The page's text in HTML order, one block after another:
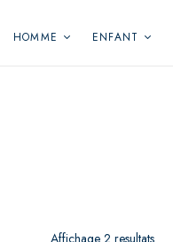
HOMME ENFANT
Affichage 2 resultats